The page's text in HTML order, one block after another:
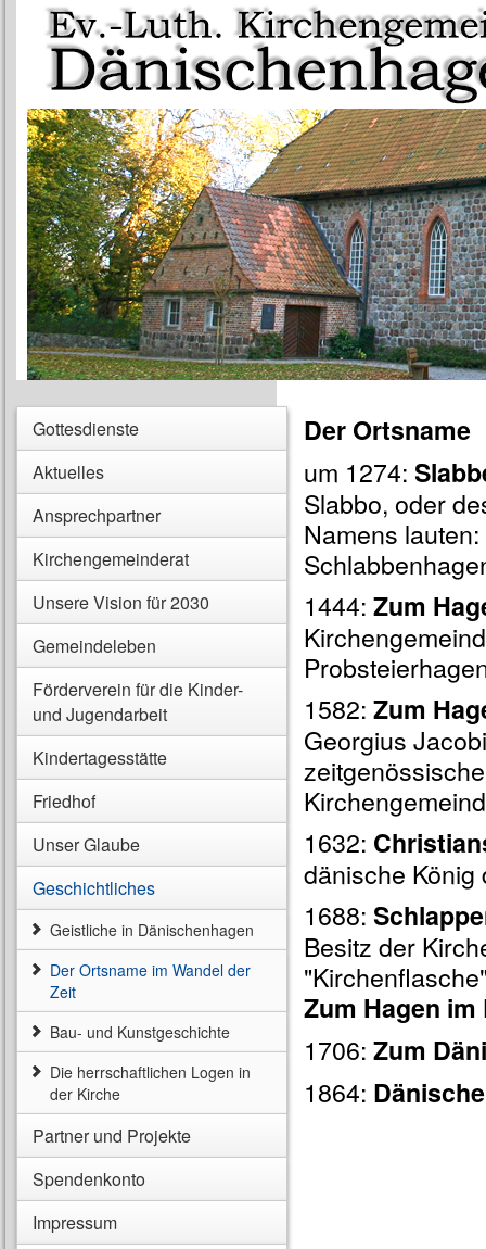
Gottesdienste
Aktuelles
Ansprechpartner
Kirchengemeinderat
Unsere Vision für 2030
Gemeindeleben
Förderverein für die Kinder-
und Jugendarbeit
Kindertagesstätte
Friedhof
Unser Glaube
Geschichtliches
Geistliche in Dänischenhagen
Der Ortsname im Wandel der
Zeit
Bau- und Kunstgeschichte
Die herrschaftlichen Logen in
der Kirche
Partner und Projekte
Spendenkonto
Impressum
Der Ortsname
um 1274:
Slabbo, oder
Namens
1444: Zum
1582: Zum
Georgius
1632:
dänische
1688:
Besitz der
Zum Hagen
1706: Zum
1864: